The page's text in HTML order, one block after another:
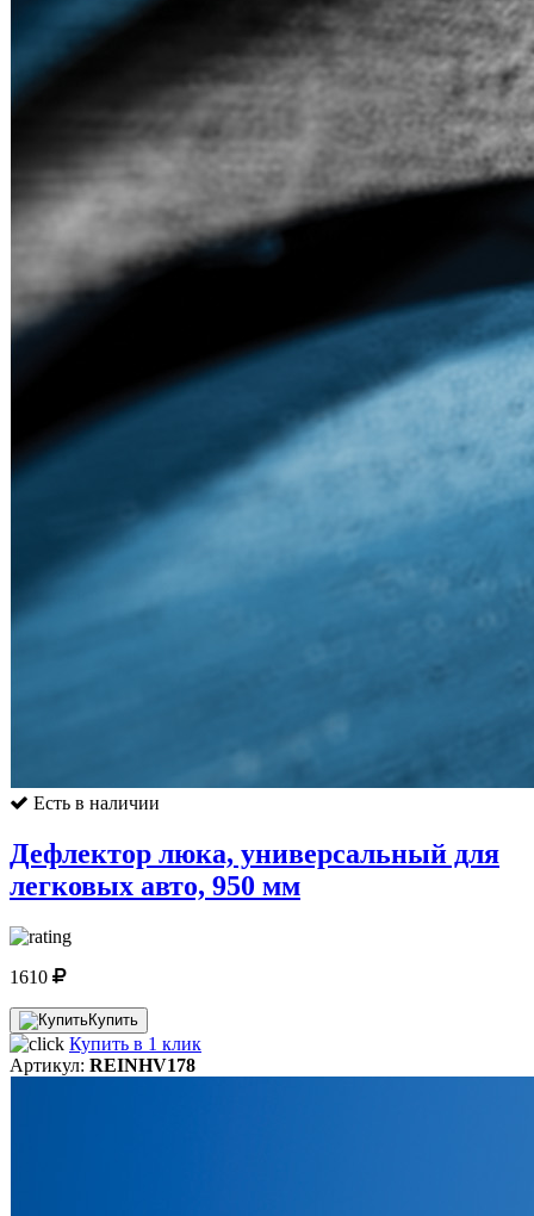
Есть в наличии
Дефлектор люка, универсальный для
легковых авто, 950 мм
1610
Купить
Купить в 1 клик
Артикул: REINHV178